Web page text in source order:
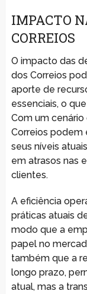
IMPACTO
CORREIOS
O impacto das
dos Correios
aporte de
essenciais, o
Com um
Correios podem
seus níveis
em atrasos nas
clientes.
A eficiência
práticas atuais
modo que a
papel no
também que a
longo prazo,
atual, mas a